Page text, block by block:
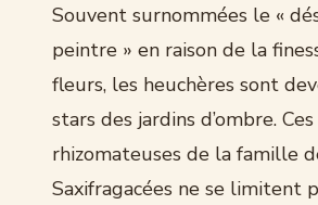
Souvent surnommées le «
peintre » en raison de la
fleurs, les heuchères sont
stars des jardins d’ombre. Ces
rhizomateuses de la famille
Saxifragacées ne se limitent